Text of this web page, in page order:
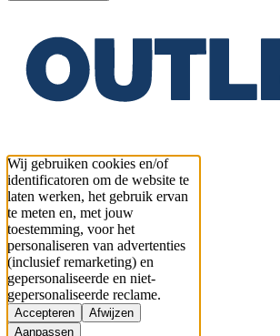
Wij gebruiken cookies en/of
identificatoren om de website te
laten werken, het gebruik ervan
te meten en, met jouw
toestemming, voor het
personaliseren van advertenties
(inclusief remarketing) en
gepersonaliseerde en niet-
gepersonaliseerde reclame.
Accepteren
Afwijzen
Aanpassen